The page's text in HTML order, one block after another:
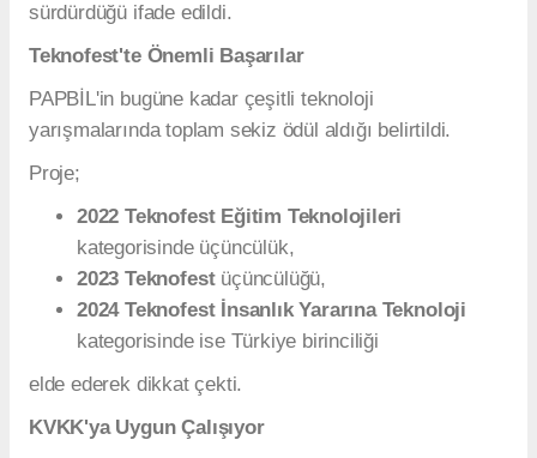
sürdürdüğü ifade edildi.
Teknofest'te Önemli Başarılar
PAPBİL'in bugüne kadar çeşitli teknoloji
yarışmalarında toplam sekiz ödül aldığı belirtildi.
Proje;
2022 Teknofest Eğitim Teknolojileri
kategorisinde üçüncülük,
2023 Teknofestüçüncülüğü,
2024 Teknofest İnsanlık Yararına Teknoloji
kategorisinde ise Türkiye birinciliği
elde ederek dikkat çekti.
KVKK'ya Uygun Çalışıyor